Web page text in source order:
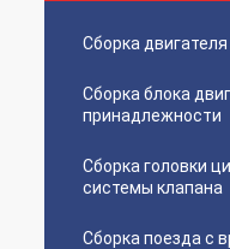
Сборка двигателя
Сборка блока
принадлежности
Сборка головки
системы клапана
Сборка поезда с